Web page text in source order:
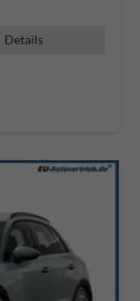
Details